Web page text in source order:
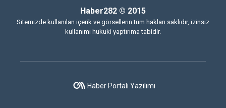
Haber282 © 2015
Sitemizde kullanılan içerik ve görsellerin tüm hakları saklıdır, izinsiz
kullanımı hukuki yaptırıma tabidir.
Haber Portalı Yazılımı